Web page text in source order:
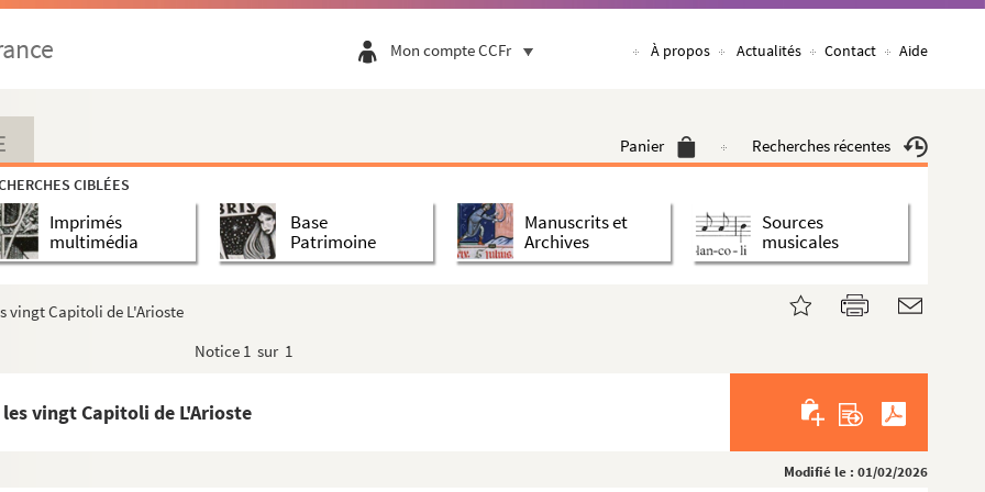
Mon compte CCFr À propos Actualités Contact Aide
Panier Recherches récentes
CIBLÉES
Imprimés
multimédia
Base
Patrimoine
Manuscrits et
Archives
Sources
musicales
vingt Capitoli de L'Arioste
Notice 1 sur 1
vingt Capitoli de L'Arioste
Modifié le : 01/02/2026